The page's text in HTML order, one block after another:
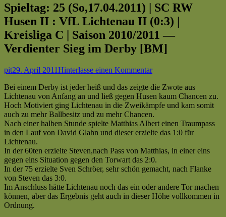
Spieltag: 25 (So,17.04.2011) | SC RW
Husen II : VfL Lichtenau II (0:3) |
Kreisliga C | Saison 2010/2011 —
Verdienter Sieg im Derby [BM]
Autor
pitVeröffentlicht
29. April 2011Hinterlasse einen Kommentarzu
25
(So,17.04.2011)
|
SC
RW
Husen
:
VfL
Lichtenau
(0:3)
|
Bei einem Derby ist jeder heiß und das zeigte die Zwote aus
Lichtenau von Anfang an und ließ gegen Husen kaum Chancen zu.
Hoch Motiviert ging Lichtenau in die Zweikämpfe und kam somit
auch zu mehr Ballbesitz und zu mehr Chancen.
Nach einer halben Stunde spielte Matthias Albert einen Traumpass
in den Lauf von David Glahn und dieser erzielte das 1:0 für
Lichtenau.
In der 60ten erzielte Steven,nach Pass von Matthias, in einer eins
gegen eins Situation gegen den Torwart das 2:0.
In der 75 erzielte Sven Schröer, sehr schön gemacht, nach Flanke
von Steven das 3:0.
Im Anschluss hätte Lichtenau noch das ein oder andere Tor machen
können, aber das Ergebnis geht auch in dieser Höhe vollkommen in
Ordnung.